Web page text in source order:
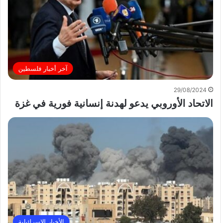
آخر أخبار فلسطين
29/08/2024
الاتحاد الأوروبي يدعو لهدنة إنسانية فورية في غزة